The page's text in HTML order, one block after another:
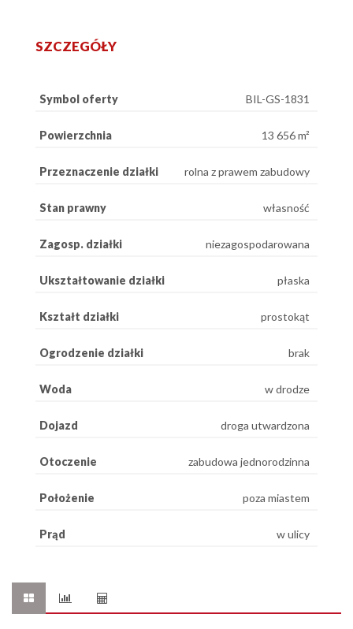
SZCZEGÓŁY
Symbol oferty BIL-GS-1831
Powierzchnia 13 656 m²
Przeznaczenie działki rolna z prawem zabudowy
Stan prawny własność
Zagosp. działki niezagospodarowana
Ukształtowanie działki płaska
Kształt działki prostokąt
Ogrodzenie działki brak
Woda w drodze
Dojazd droga utwardzona
Otoczenie zabudowa jednorodzinna
Położenie poza miastem
Prąd w ulicy